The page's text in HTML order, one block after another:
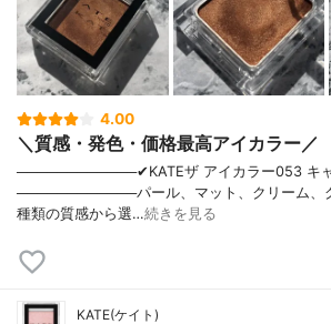
4.00
＼質感・発色・価格最高アイカラー／
────────────✔︎KATEザ アイカラー053 キ
────────────パール、マット、クリーム、
種類の質感から選…続きを見る
KATE(ケイト)